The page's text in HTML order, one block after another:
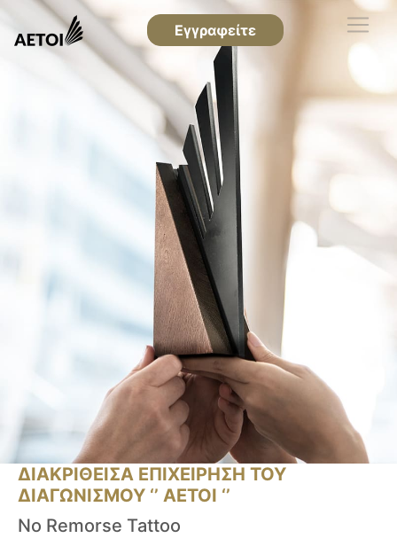
Εγγραφείτε
ΔΙΑΚΡΙΘΕΙΣΑ ΕΠΙΧΕΙΡΗΣΗ ΤΟΥ
ΔΙΑΓΩΝΙΣΜΟΥ ‘’ ΑΕΤΟΙ ‘’
No Remorse Tattoo